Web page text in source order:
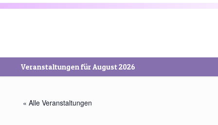
Veranstaltungen für August 2026
« Alle Veranstaltungen